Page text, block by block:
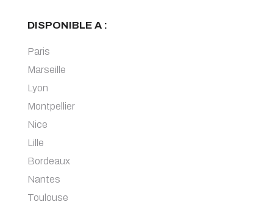
DISPONIBLE A :
Paris
Marseille
Lyon
Montpellier
Nice
Lille
Bordeaux
Nantes
Toulouse